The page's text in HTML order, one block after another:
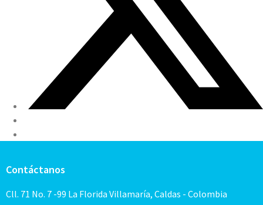
Contáctanos
Cll. 71 No. 7 -99 La Florida Villamaría, Caldas - Colombia